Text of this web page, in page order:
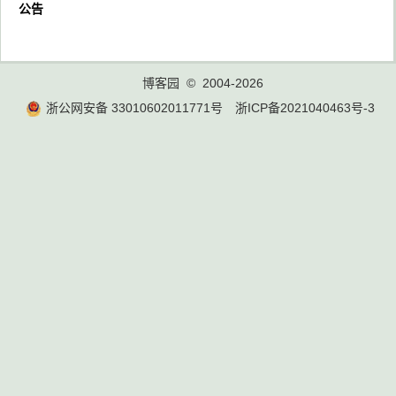
公告
博客园
© 2004-2026
浙公网安备 33010602011771号
浙ICP备2021040463号-3